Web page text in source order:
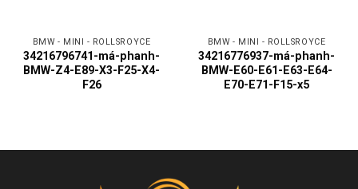
BMW - MINI - ROLLSROYCE
34216796741-má-phanh-
BMW-Z4-E89-X3-F25-X4-
F26
BMW - MINI - ROLLSROYCE
34216776937-má-phanh-
BMW-E60-E61-E63-E64-
E70-E71-F15-x5